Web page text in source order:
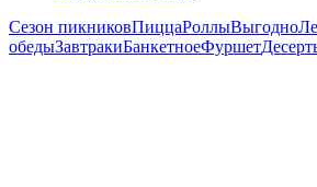
Сезон пикниковПиццаРоллыВыгодно
обедыЗавтракиБанкетноеФуршет